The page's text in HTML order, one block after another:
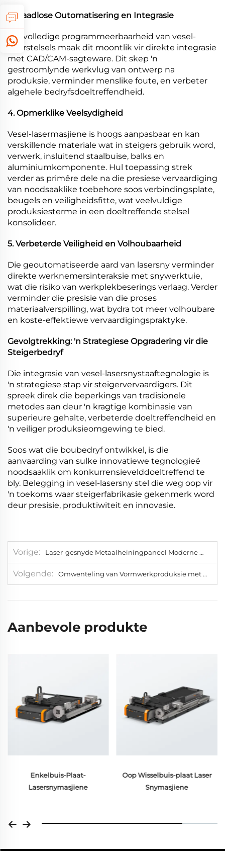
3. Naadlose Outomatisering en Integrasie
Die volledige programmeerbaarheid van vesel-
laserstelsels maak dit moontlik vir direkte integrasie
met CAD/CAM-sagteware. Dit skep 'n
gestroomlynde werkvlug van ontwerp na
produksie, verminder menslike foute, en verbeter
algehele bedryfsdoeltreffendheid.
4. Opmerklike Veelsydigheid
Vesel-lasermasjiene is hoogs aanpasbaar en kan
verskillende materiale wat in steigers gebruik word,
verwerk, insluitend staalbuise, balks en
aluminiumkomponente. Hul toepassing strek
verder as primêre dele na die presiese vervaardiging
van noodsaaklike toebehore soos verbindingsplate,
beugels en veiligheidsfitte, wat veelvuldige
produksiesterme in een doeltreffende stelsel
konsolideer.
5. Verbeterde Veiligheid en Volhoubaarheid
Die geoutomatiseerde aard van lasersny verminder
direkte werknemersinteraksie met snywerktuie,
wat die risiko van werkplekbeserings verlaag. Verder
verminder die presisie van die proses
materiaalverspilling, wat bydra tot meer volhoubare
en koste-effektiewe vervaardigingspraktyke.
Gevolgtrekking: 'n Strategiese Opgradering vir die
Steigerbedryf
Die integrasie van vesel-lasersnystaaftegnologie is
'n strategiese stap vir steigervervaardigers. Dit
spreek direk die beperkings van tradisionele
metodes aan deur 'n kragtige kombinasie van
superieure gehalte, verbeterde doeltreffendheid en
'n veiliger produksieomgewing te bied.
Soos wat die boubedryf ontwikkel, is die
aanvaarding van sulke innovatiewe tegnologieë
noodsaaklik om konkurrensievelddoeltreffend te
bly. Belegging in vesel-lasersny stel die weg oop vir
'n toekoms waar steigerfabrikasie gekenmerk word
deur presisie, produktiwiteit en innovasie.
Vorige Laser-gesnyde Metaalheiningpaneel Moderne Vervaardigingsoplossing
Volgende Omwenteling van Vormwerkproduksie met Vesellaser-snytegnologie
Aanbevole produkte
Enkelbuis-Plaat-
Lasersnymasjiene
Oop Wisselbuis-plaat Laser
Snymasjiene